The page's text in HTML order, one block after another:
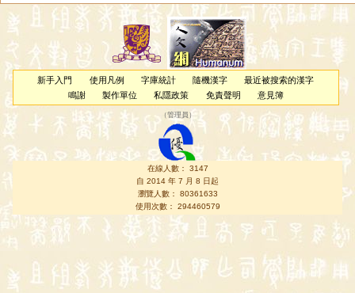
新手入門 使用凡例 字庫統計 隨機漢字
最近被搜索的漢字
鳴謝
製作單位 私隱政策 免責聲明 意見簿
（管理員 ）
在線人數： 3147
自 2014 年 7 月 8 日起
瀏覽人數： 80361633
使用次數： 294460579